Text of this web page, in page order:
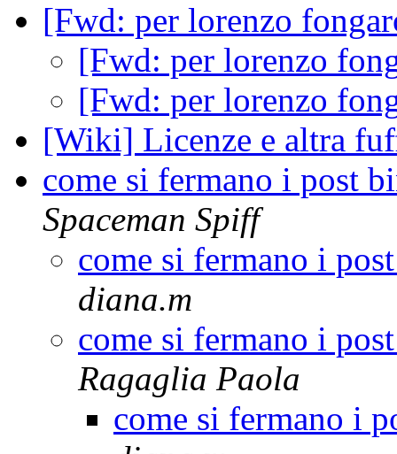
[Fwd: per lorenzo
[Fwd: per lorenzo
[Fwd: per lorenzo
[Wiki] Licenze e altra
come si fermano i post
Spaceman Spiff
come si fermano i
diana.m
come si fermano i
Ragaglia Paola
come si fermano i